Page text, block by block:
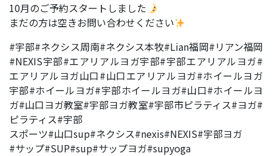
10月のご予約スタートしました
まだの方は空きお問い合わせください
#宇部#ネクシス周南#ネクシス本牧#Lian福岡#リアン福岡
#NEXIS宇部#エアリアルヨガ宇部#宇部エアリアルヨガ#
エアリアルヨガ山口#山口エアリアルヨガ#ホイールヨガ
宇部#ホイールヨガ#宇部ホイールヨガ#山口#ホイールヨ
ガ#山口ヨガ教室#宇部ヨガ教室#宇部市ピラティス#ヨガ#
ピラティス#宇部
スポーツ#山口sup#ネクシス#nexis#NEXIS#宇部ヨガ
#サップ#SUP#sup#サップヨガ#supyoga